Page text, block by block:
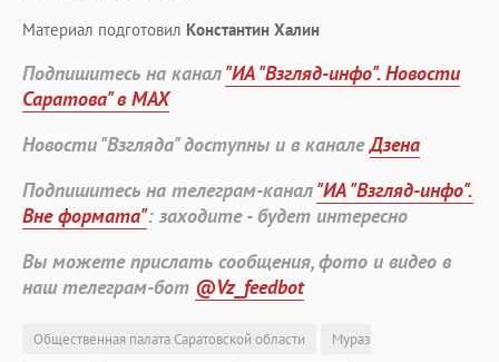
Материал подготовил Константин Халин
Подпишитесь на канал"ИА "Взгляд-инфо". Новости
Саратова" в MAX
Новости "Взгляда" доступны и в каналеДзена
Подпишитесь на телеграм-канал"ИА "Взгляд-инфо".
Вне формата": заходите - будет интересно
Вы можете прислать сообщения, фото и видео в
наш телеграм-бот @Vz_feedbot
Общественная палата Саратовской области
Мураз